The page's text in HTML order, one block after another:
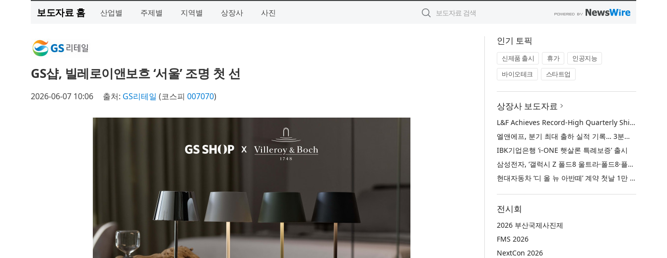
보도자료 홈 산업별 주제별 지역별 상장사 사진
GS샵, 빌레로이앤보흐 ‘서울’ 조명 첫 선
2026-06-07 10:06 출처: GS리테일 (코스피 007070)
인기 토픽
신제품 출시 휴가
인공지능
바이오테크
스타트업
상장사 보도자료
L&F Achieves Record-High Quarterly Shipments, Begins LFP Supply for North American ESS in Q3 Advancing its Two-Track NCM and LFP Growth Strategy
엘앤에프, 분기 최대 출하 실적 기록… 3분기 북미 ESS향 LFP 공급 착수 NCM+LFP ‘2-Track’ 성장 전략 실현
IBK기업은행 ‘i-ONE 햇살론 특례보증’ 출시
삼성전자, ‘갤럭시 Z 폴드8 울트라·폴드8·플립8’과 ‘갤럭시 워치 울트라2·워치9’ 국내 공식 출시
현대자동차 ‘디 올 뉴 아반떼’ 계약 첫날 1만 대 돌파
전시회
2026 부산국제사진제
FMS 2026
NextCon 2026